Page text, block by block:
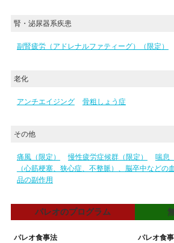
腎・泌尿器系疾患
副腎疲労（アドレナルファティーグ）（限定）
老化
アンチエイジング 骨粗しょう症
その他
痛風（限定） 慢性疲労症候群（限定） 喘息
（心筋梗塞、狭心症、不整脈）、脳卒中などの
品の副作用
パレオのプログラム
パレオ食事法
パレオ食